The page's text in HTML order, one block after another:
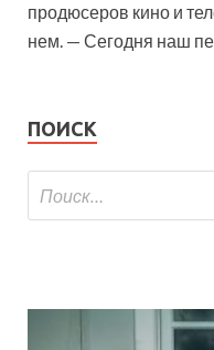
продюсеров кино и
нем. — Сегодня наш
ПОИСК